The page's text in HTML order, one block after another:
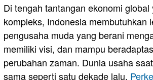
Di tengah tantangan ekonomi global
kompleks, Indonesia membutuhkan
pengusaha muda yang berani
memiliki visi, dan mampu
perubahan zaman. Dunia usaha
sama seperti satu dekade lalu.